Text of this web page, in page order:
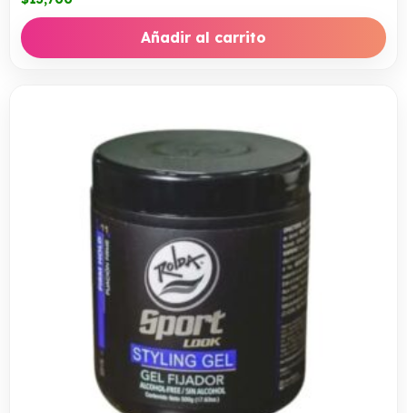
Añadir al carrito